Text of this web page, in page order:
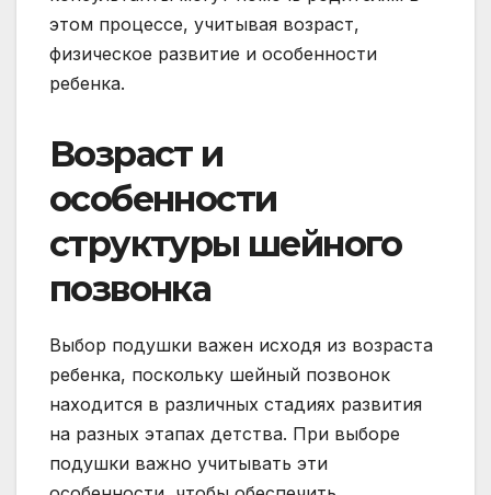
этом процессе, учитывая возраст,
физическое развитие и особенности
ребенка.
Возраст и
особенности
структуры шейного
позвонка
Выбор подушки важен исходя из возраста
ребенка, поскольку шейный позвонок
находится в различных стадиях развития
на разных этапах детства. При выборе
подушки важно учитывать эти